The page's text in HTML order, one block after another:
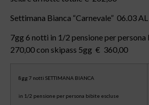
Settimana Bianca “Carnevale” 06.03
7gg 6 notti in 1/2 pensione per
270,00 con skipass 5gg € 360,00
8gg 7 notti SETTIMANA BIANCA
in 1/2 pensione per persona bibite escluse